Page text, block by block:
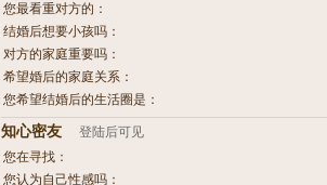
您最看重对方的：
结婚后想要小孩吗：
对方的家庭重要吗：
希望婚后的家庭关系：
您希望结婚后的生活圈是：
知心密友 登陆后可见
您在寻找：
您认为自己性感吗：